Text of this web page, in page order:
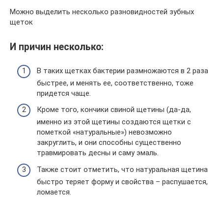
Можно выделить несколько разновидностей зубных
щеток
И причин несколько:
В таких щетках бактерии размножаются в 2 раза
быстрее, и менять ее, соответственно, тоже
придется чаще.
Кроме того, кончики свиной щетины (да-да,
именно из этой щетины создаются щетки с
пометкой «натуральные») невозможно
закруглить, и они способны существенно
травмировать десны и саму эмаль.
Также стоит отметить, что натуральная щетина
быстро теряет форму и свойства – распушается,
ломается.